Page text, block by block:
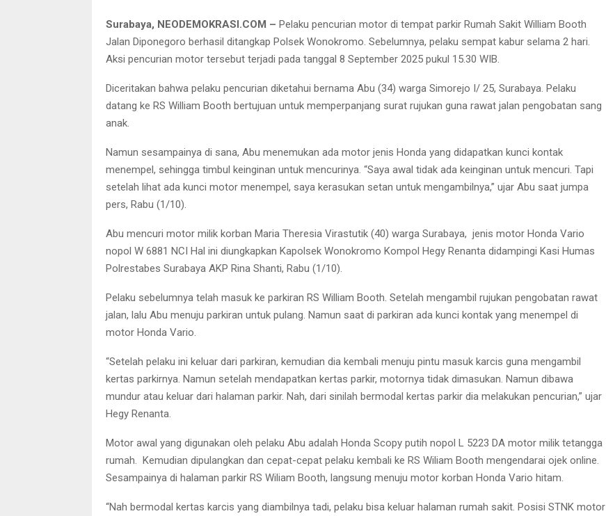
Surabaya, NEODEMOKRASI.COM – Pelaku pencurian motor di tempat parkir Rumah Sakit William Booth
Jalan Diponegoro berhasil ditangkap Polsek Wonokromo. Sebelumnya, pelaku sempat kabur selama 2 hari.
Aksi pencurian motor tersebut terjadi pada tanggal 8 September 2025 pukul 15.30 WIB.
Diceritakan bahwa pelaku pencurian diketahui bernama Abu (34) warga Simorejo I/ 25, Surabaya. Pelaku
datang ke RS William Booth bertujuan untuk memperpanjang surat rujukan guna rawat jalan pengobatan sang
anak.
Namun sesampainya di sana, Abu menemukan ada motor jenis Honda yang didapatkan kunci kontak
menempel, sehingga timbul keinginan untuk mencurinya. “Saya awal tidak ada keinginan untuk mencuri. Tapi
setelah lihat ada kunci motor menempel, saya kerasukan setan untuk mengambilnya,” ujar Abu saat jumpa
pers, Rabu (1/10).
Abu mencuri motor milik korban Maria Theresia Virastutik (40) warga Surabaya, jenis motor Honda Vario
nopol W 6881 NCI Hal ini diungkapkan Kapolsek Wonokromo Kompol Hegy Renanta didampingi Kasi Humas
Polrestabes Surabaya AKP Rina Shanti, Rabu (1/10).
Pelaku sebelumnya telah masuk ke parkiran RS William Booth. Setelah mengambil rujukan pengobatan rawat
jalan, lalu Abu menuju parkiran untuk pulang. Namun saat di parkiran ada kunci kontak yang menempel di
motor Honda Vario.
“Setelah pelaku ini keluar dari parkiran, kemudian dia kembali menuju pintu masuk karcis guna mengambil
kertas parkirnya. Namun setelah mendapatkan kertas parkir, motornya tidak dimasukan. Namun dibawa
mundur atau keluar dari halaman parkir. Nah, dari sinilah bermodal kertas parkir dia melakukan pencurian,” ujar
Hegy Renanta.
Motor awal yang digunakan oleh pelaku Abu adalah Honda Scopy putih nopol L 5223 DA motor milik tetangga
rumah. Kemudian dipulangkan dan cepat-cepat pelaku kembali ke RS Wiliam Booth mengendarai ojek online.
Sesampainya di halaman parkir RS Wiliam Booth, langsung menuju motor korban Honda Vario hitam.
“Nah bermodal kertas karcis yang diambilnya tadi, pelaku bisa keluar halaman rumah sakit. Posisi STNK motor